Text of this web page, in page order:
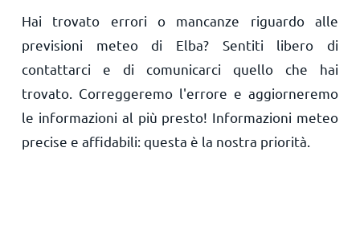
Hai trovato errori o mancanze riguardo alle
previsioni meteo di Elba? Sentiti libero di
contattarci e di comunicarci quello che hai
trovato. Correggeremo l'errore e aggiorneremo
le informazioni al più presto! Informazioni meteo
precise e affidabili: questa è la nostra priorità.